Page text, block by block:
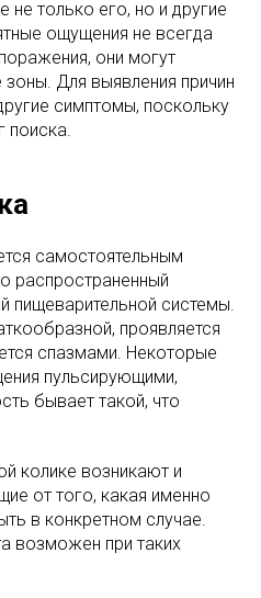
не только его, но и другие
ощущения не всегда
они могут
зоны. Для выявления причин
симптомы, поскольку
поиска.
самостоятельным
распространенный
пищеварительной системы.
проявляется
спазмами. Некоторые
пульсирующими,
бывает такой, что
колике возникают и
от того, какая именно
в конкретном случае.
возможен при таких